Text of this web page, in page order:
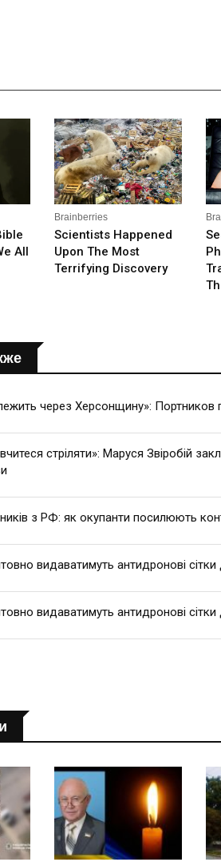
через Херсонщину»: Портников
стріляти»: Маруся Звіробій
з РФ: як окупанти посилюють
видаватимуть антидронові сітки
видаватимуть антидронові сітки